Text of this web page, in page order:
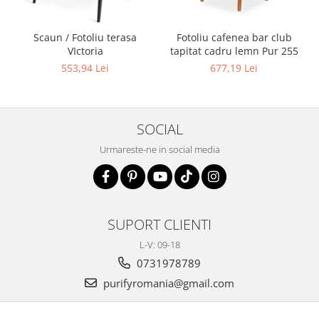
Scaun / Fotoliu terasa
VIctoria
553,94 Lei
Fotoliu cafenea bar club
tapitat cadru lemn Pur 255
677,19 Lei
SOCIAL
Urmareste-ne in social media
SUPORT CLIENTI
L-V: 09-18
0731978789
purifyromania@gmail.com